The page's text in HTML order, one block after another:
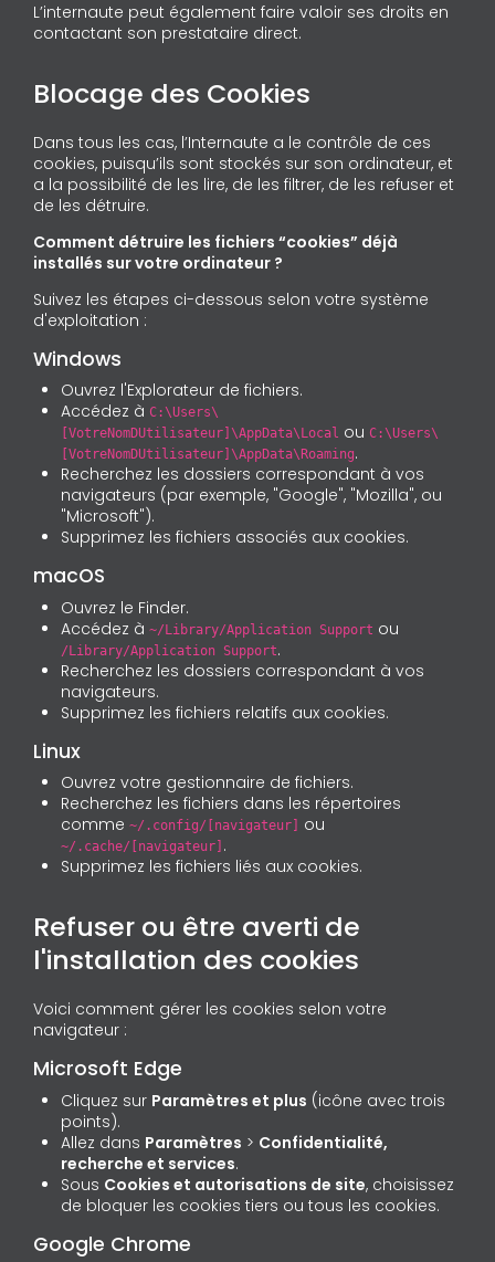
L’internaute peut également faire valoir ses droits en
contactant son prestataire direct.
Blocage des Cookies
Dans tous les cas, l’Internaute a le contrôle de ces
cookies, puisqu’ils sont stockés sur son ordinateur, et
a la possibilité de les lire, de les filtrer, de les refuser et
de les détruire.
Comment détruire les fichiers “cookies” déjà
installés sur votre ordinateur ?
Suivez les étapes ci-dessous selon votre système
d'exploitation :
Windows
Ouvrez l'Explorateur de fichiers.
Accédez àC:\Users\
[VotreNomDUtilisateur]\AppData\Local ouC:\Users\
[VotreNomDUtilisateur]\AppData\Roaming.
Recherchez les dossiers correspondant à vos
navigateurs (par exemple, "Google", "Mozilla", ou
"Microsoft").
Supprimez les fichiers associés aux cookies.
macOS
Ouvrez le Finder.
Accédez à~/Library/Application Support ou
/Library/Application Support.
Recherchez les dossiers correspondant à vos
navigateurs.
Supprimez les fichiers relatifs aux cookies.
Linux
Ouvrez votre gestionnaire de fichiers.
Recherchez les fichiers dans les répertoires
comme~/.config/[navigateur] ou
~/.cache/[navigateur] .
Supprimez les fichiers liés aux cookies.
Refuser ou être averti de
l'installation des cookies
Voici comment gérer les cookies selon votre
navigateur :
Microsoft Edge
Cliquez sur Paramètres et plus (icône avec trois
points).
Allez dans Paramètres > Confidentialité,
recherche et services.
Sous Cookies et autorisations de site, choisissez
de bloquer les cookies tiers ou tous les cookies.
Google Chrome